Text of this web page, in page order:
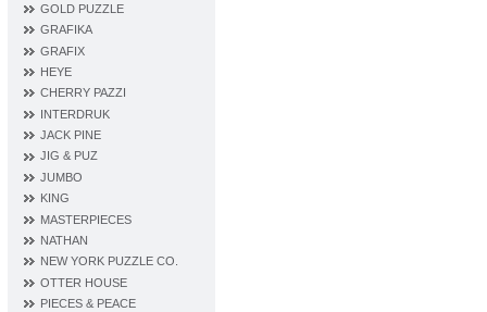
GOLD PUZZLE
GRAFIKA
GRAFIX
HEYE
CHERRY PAZZI
INTERDRUK
JACK PINE
JIG & PUZ
JUMBO
KING
MASTERPIECES
NATHAN
NEW YORK PUZZLE CO.
OTTER HOUSE
PIECES & PEACE